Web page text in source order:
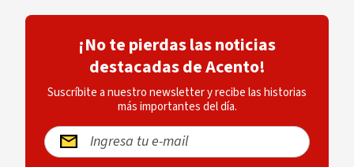
¡No te pierdas las noticias
destacadas de Acento!
Suscríbite a nuestro newsletter y recibe las historias
más importantes del día.